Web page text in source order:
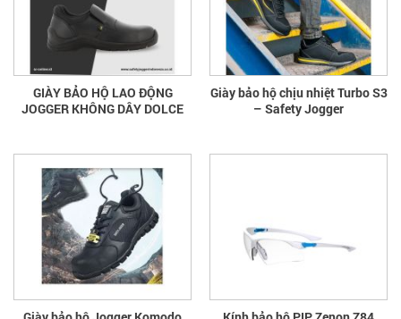
GIÀY BẢO HỘ LAO ĐỘNG
JOGGER KHÔNG DÂY DOLCE
Giày bảo hộ chịu nhiệt Turbo S3
– Safety Jogger